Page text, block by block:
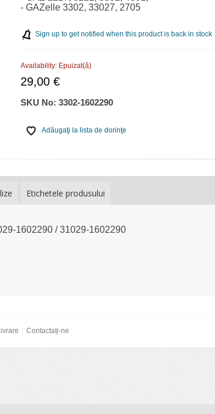
- GAZelle 3302, 33027, 2705
Sign up to get notified when this product is back in stock
Availability: Epuizat(ă)
29,00 €
SKU No:3302-1602290
Adăugaţi la lista de dorinţe
Etichetele produsului
1602290 / 31029-1602290
Contactați-ne